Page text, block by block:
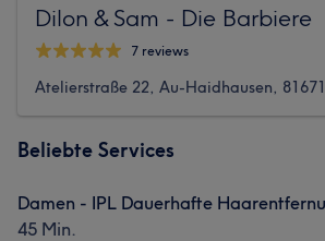
Dilon & Sam - Die Barbiere
7 reviews
Atelierstraße 22, Au-Haidhausen,
Beliebte Services
Damen - IPL Dauerhafte
45 Min.